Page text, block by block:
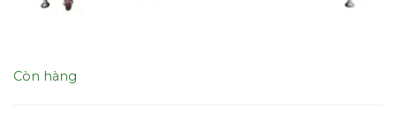
Còn hàng